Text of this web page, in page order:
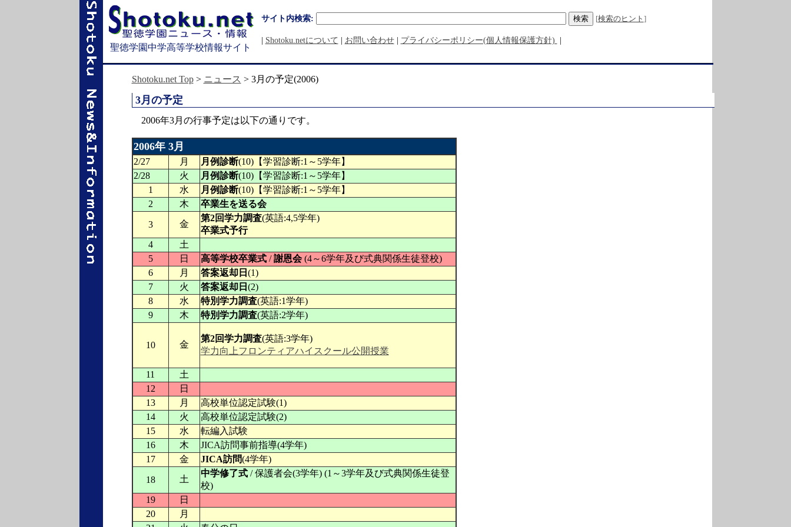
聖徳学園中学高等学校情報サイト
サイト内検索: [検索のヒント ]
| Shotoku.netについて | お問い合わせ| プライバシーポリシー(個人情報保護方針) |
Shotoku.net Top> ニュース > 3月の予定(2006)
3月の予定
2006年3月の行事予定は以下の通りです。
2006年 3月
2/27 月 月例診断(10)【学習診断:1～5学年】
2/28
火 月例診断(10)【学習診断:1～5学年】
1
水 月例診断(10)【学習診断:1～5学年】
2
木 卒業生を送る会
3 金
第2回学力調査(英語:4,5学年)
卒業式予行
4
土
5
日 高等学校卒業式 /謝恩会(4～6学年及び式典関係生徒登校)
6
月 答案返却日 (1)
7
火 答案返却日 (2)
8
水 特別学力調査(英語:1学年)
9
木 特別学力調査(英語:2学年)
10 金
第2回学力調査(英語:3学年)
学力向上フロンティアハイスクール公開授業
11
土
12
日
13
月
高校単位認定試験(1)
14
火
高校単位認定試験(2)
15
水
転編入試験
16
木
JICA訪問事前指導(4学年)
17
金 JICA訪問(4学年)
18 土
中学修了式/ 保護者会(3学年) (1～3学年及び式典関係生徒登
校)
19
日
20
月